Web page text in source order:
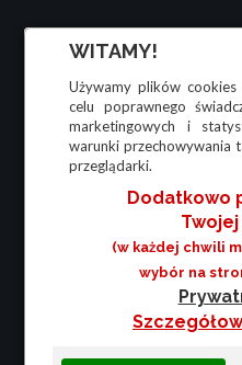
WITAMY!
Używamy plików
celu poprawnego
marketingowych i
warunki przechowywania
przeglądarki.
Dodatkowo
(w każdej chwili
wybór na